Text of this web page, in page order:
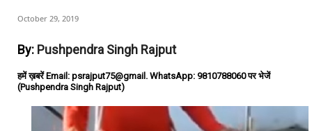
October 29, 2019
By: Pushpendra Singh Rajput
हमें ख़बरें Email: psrajput75@gmail. WhatsApp: 9810788060 पर भेजें
(Pushpendra Singh Rajput)